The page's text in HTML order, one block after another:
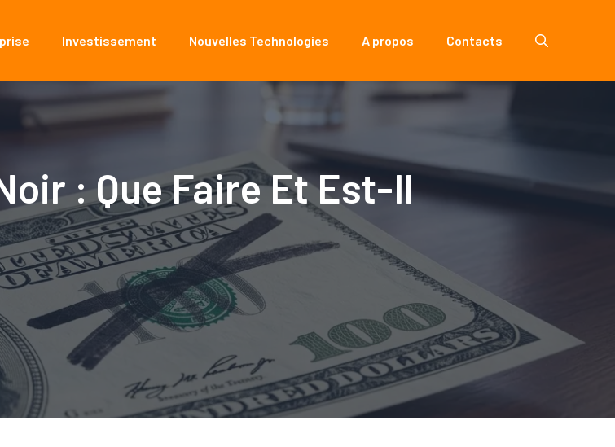
Investissement Nouvelles Technologies A propos Contacts
: Que Faire Et Est-Il